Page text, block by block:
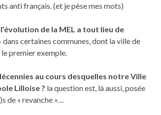
anti français. (et je pèse mes mots)
de la MEL a tout lieu de
certaines communes, dont la ville de
premier exemple.
au cours desquelles notre Ville
Lilloise ? la question est, là aussi, posée
de « revanche »…